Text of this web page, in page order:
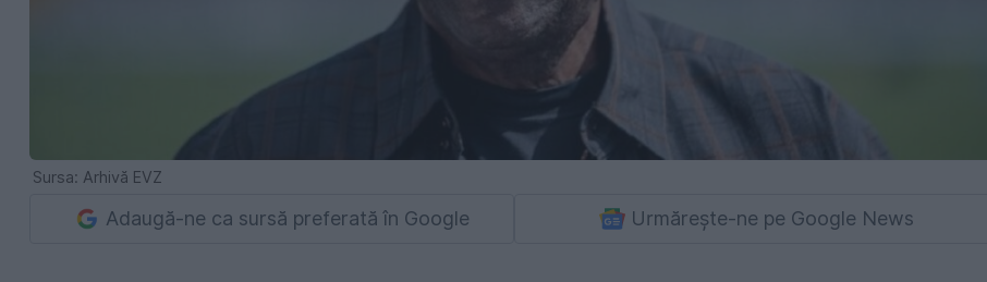
Sursa: Arhivă EVZ
Adaugă-ne ca sursă preferată în Google Urmărește-ne pe Google News